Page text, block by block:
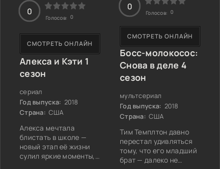
Алекса и Кэти 1
сезон
сериал
Год выпуска: 2018
Страна: США
Алекса мечтала
блистать в школе —
новый этап её жизни
сулил яркие моменты,
СМОТРЕТЬ ОНЛАЙН
0
Голосов: 0
Босс-молокосос:
Снова в деле 4
сезон
мультсериал
Год выпуска: 2018
Страна: США
Тим Темплтон давно
перестал удивляться
тому, что его младший
брат — далеко не
СМОТРЕТЬ ОНЛАЙН
0
Голосов: 0